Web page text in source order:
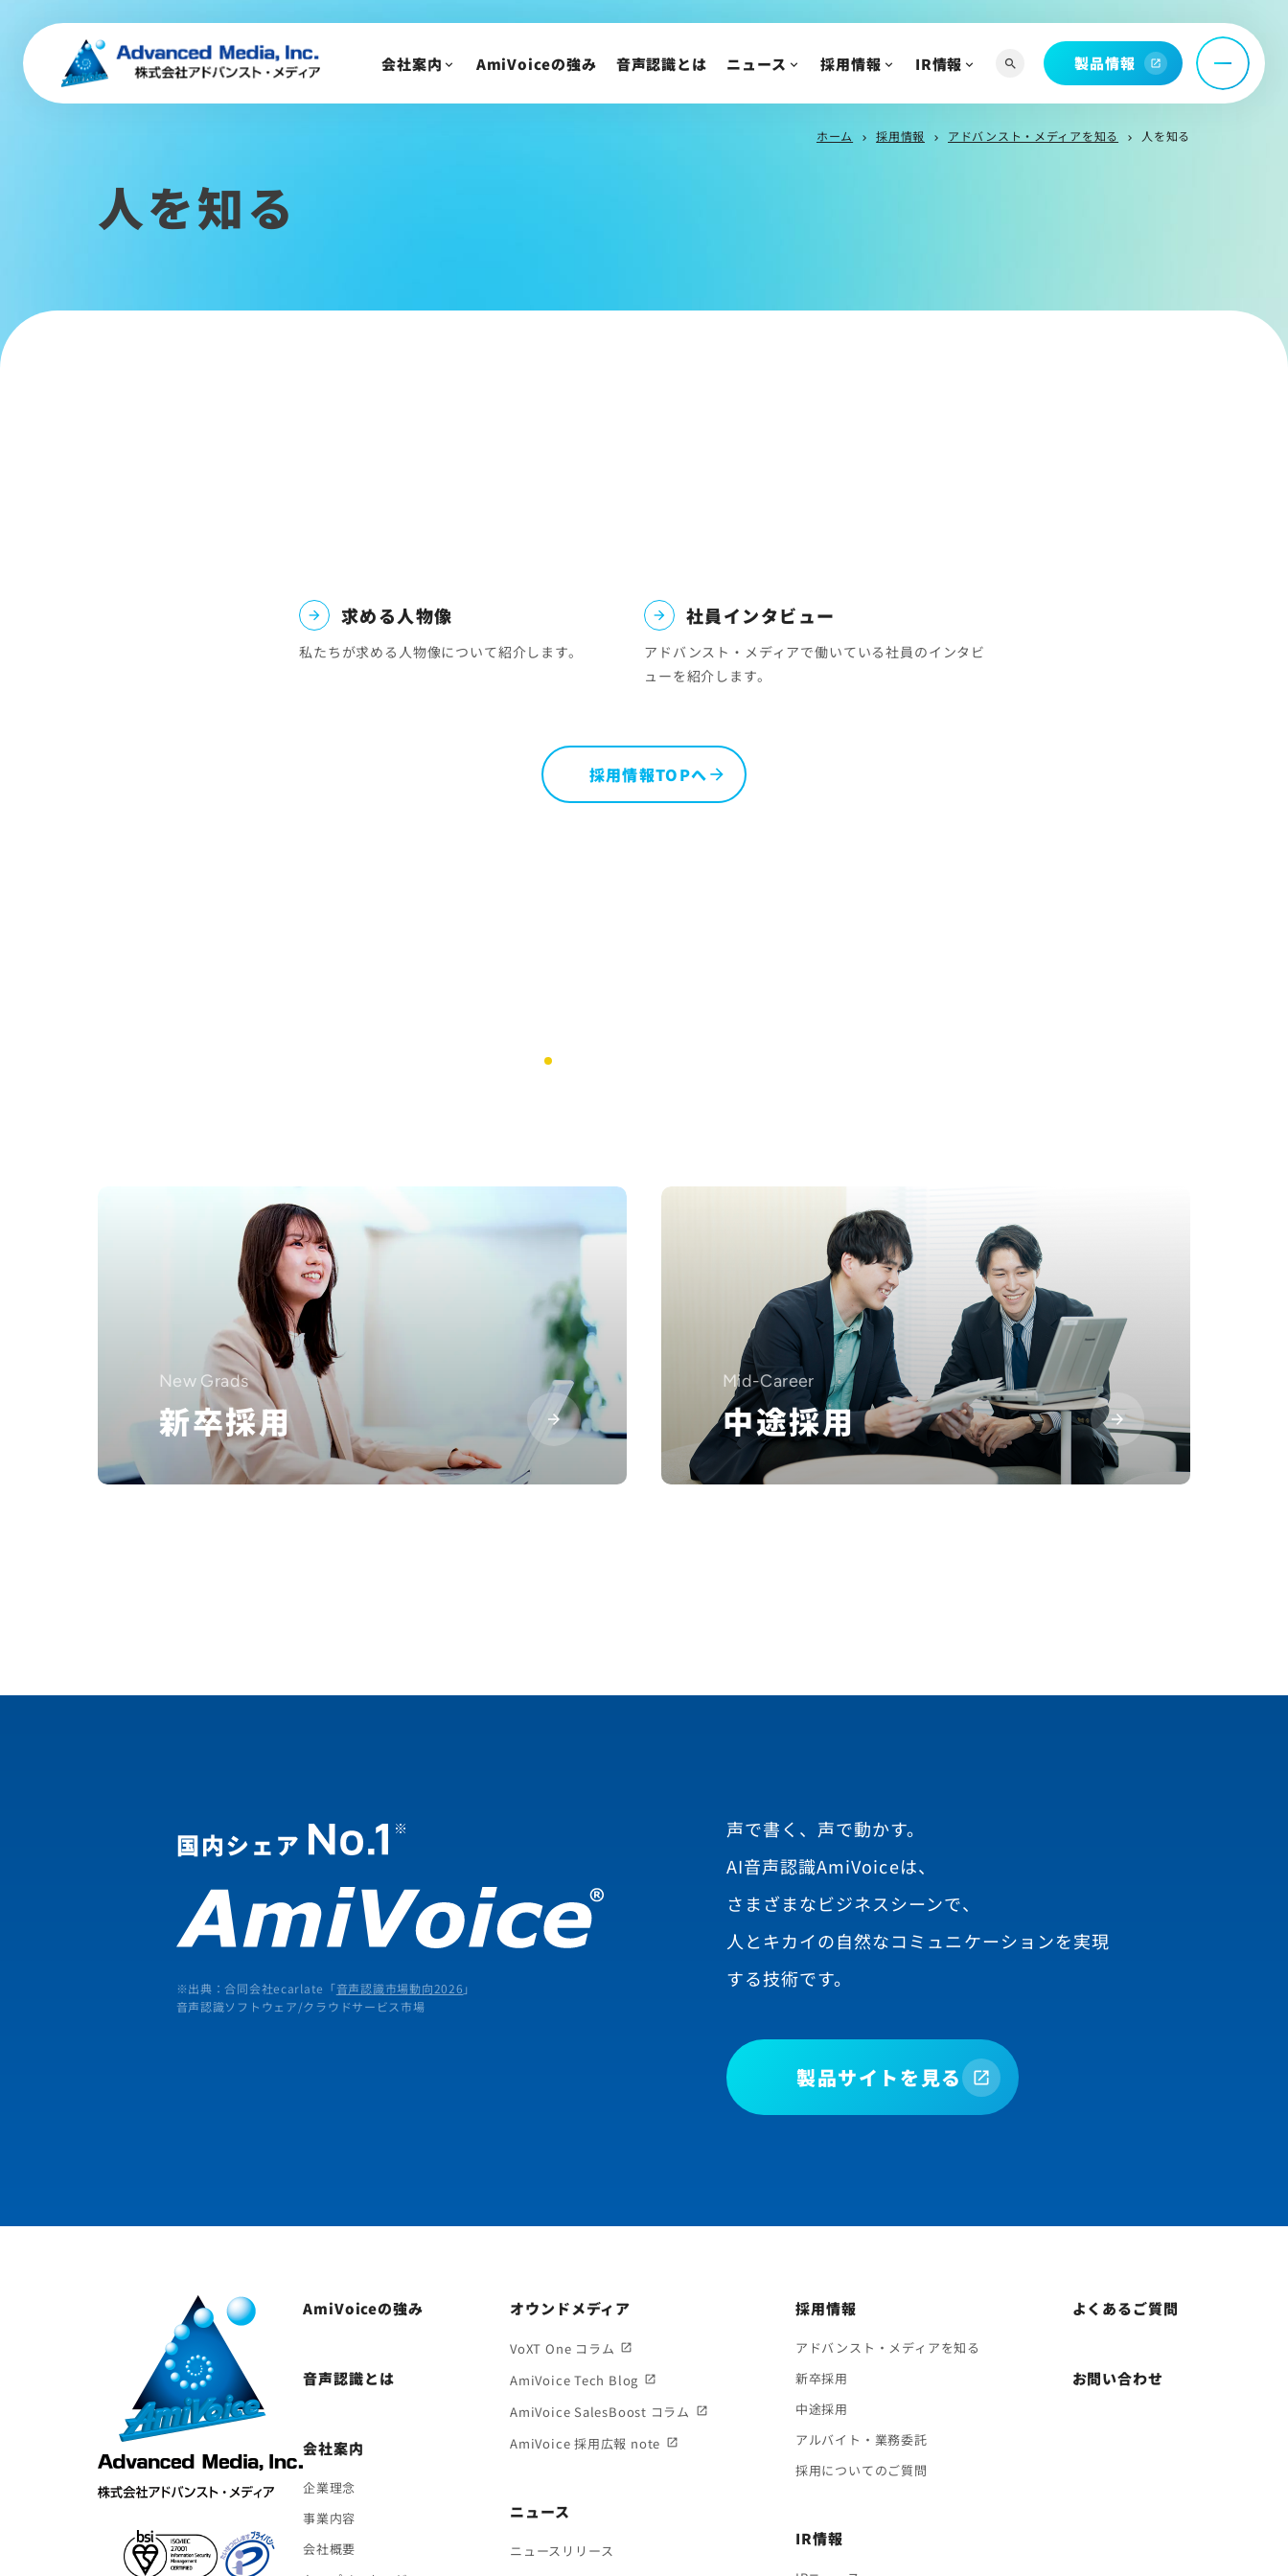
会社案内
企業理念
会社沿革
ニュース
採用についてのご質問
会社案内 AmiVoiceの強み 音声認識とは ニュース 採用情報 IR情報 search 製品情報 open_in_new
ホーム chevron_right 採用情報 chevron_right アドバンスト・メディアを知る chevron_right 人を知る
人を知る
求める人物像
私たちが求める人物像について紹介します。
社員インタビュー
アドバンスト・メディアで働いている社員のインタビ
ューを紹介します。
採用情報TOPへ
New Grads
新卒採用
Mid-Career
中途採用
※出典：合同会社ecarlate「音声認識市場動向2026 」
音声認識ソフトウェア/クラウドサービス市場
声で書く、声で動かす。
AI音声認識AmiVoiceは、
さまざまなビジネスシーンで、
人とキカイの自然なコミュニケーションを実現
する技術です。
製品サイトを見る
AmiVoiceの強み
音声認識とは
会社案内
企業理念
事業内容
会社概要
オウンドメディア
VoXT One コラム
AmiVoice Tech Blog
AmiVoice SalesBoost コラム
AmiVoice 採用広報 note
ニュース
ニュースリリース
採用情報
アドバンスト・メディアを知る
新卒採用
中途採用
アルバイト・業務委託
採用についてのご質問
IR情報
よくあるご質問
お問い合わせ